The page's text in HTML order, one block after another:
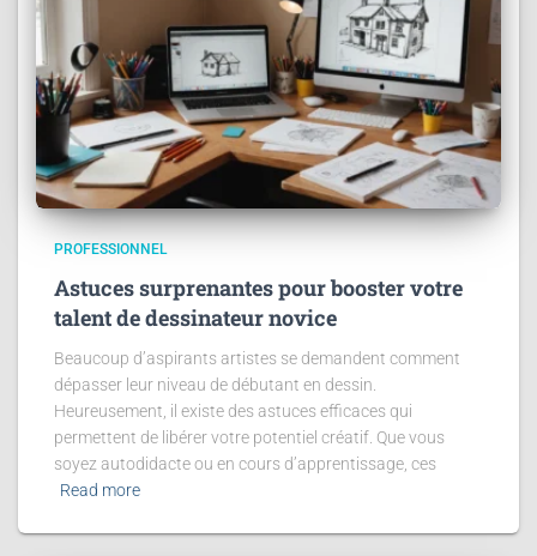
PROFESSIONNEL
Astuces surprenantes pour booster votre
talent de dessinateur novice
Beaucoup d’aspirants artistes se demandent comment
dépasser leur niveau de débutant en dessin.
Heureusement, il existe des astuces efficaces qui
permettent de libérer votre potentiel créatif. Que vous
soyez autodidacte ou en cours d’apprentissage, ces
Read more